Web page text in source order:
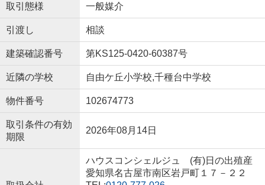
取引態様 一般媒介
引渡し 相談
建築確認番号 第KS125-0420-60387号
近隣の学校 自由ケ丘小学校,千種台中学校
物件番号 102674773
取引条件の有効
期限
2026年08月14日
ハウスコンシェルジュ (有)日の出殖産
愛知県名古屋市南区岩戸町１７－２２